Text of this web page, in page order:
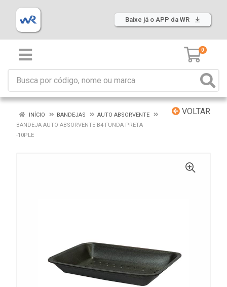
Baixe já o APP da WR
0
VOLTAR
INÍCIO BANDEJAS
AUTO ABSORVENTE
BANDEJA AUTO-ABSORVENTE B4 FUNDA PRETA
-10PLE